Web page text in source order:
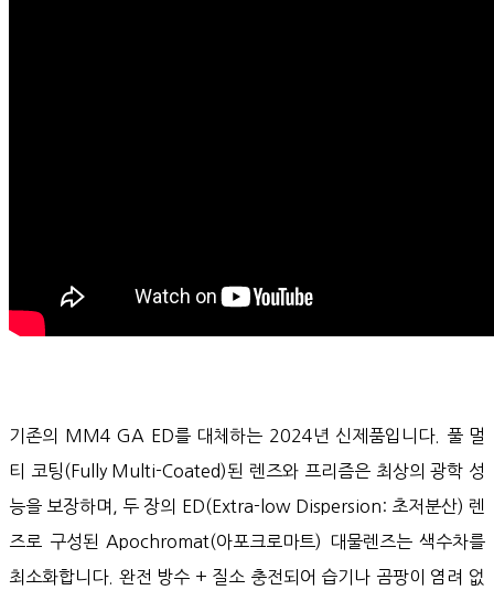
기존의 MM4 GA ED를 대체하는 2024년 신제품입니다. 풀 멀
티 코팅(Fully Multi-Coated)된 렌즈와 프리즘은 최상의 광학 성
능을 보장하며, 두 장의 ED(Extra-low Dispersion: 초저분산) 렌
즈로 구성된 Apochromat(아포크로마트) 대물렌즈는 색수차를
최소화합니다. 완전 방수 + 질소 충전되어 습기나 곰팡이 염려 없